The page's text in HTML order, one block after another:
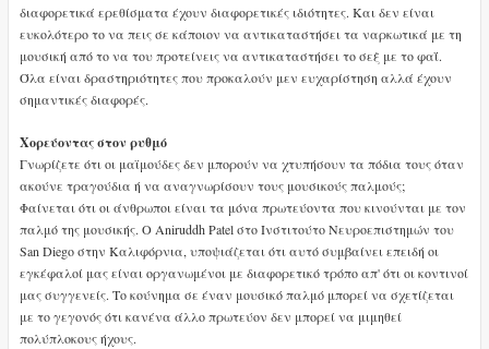
διαφορετικά ερεθίσματα έχουν διαφορετικές ιδιότητες. Και δεν είναι
ευκολότερο το να πεις σε κάποιον να αντικαταστήσει τα ναρκωτικά με τη
μουσική από το να του προτείνεις να αντικαταστήσει το σεξ με το φαΐ.
Όλα είναι δραστηριότητες που προκαλούν μεν ευχαρίστηση αλλά έχουν
σημαντικές διαφορές.
Χορεύοντας στον ρυθμό
Γνωρίζετε ότι οι μαϊμούδες δεν μπορούν να χτυπήσουν τα πόδια τους όταν
ακούνε τραγούδια ή να αναγνωρίσουν τους μουσικούς παλμούς;
Φαίνεται ότι οι άνθρωποι είναι τα μόνα πρωτεύοντα που κινούνται με τον
παλμό της μουσικής. Ο Aniruddh Patel στο Ινστιτούτο Νευροεπιστημών του
San Diego στην Καλιφόρνια, υποψιάζεται ότι αυτό συμβαίνει επειδή οι
εγκέφαλοί μας είναι οργανωμένοι με διαφορετικό τρόπο απ' ότι οι κοντινοί
μας συγγενείς. Το κούνημα σε έναν μουσικό παλμό μπορεί να σχετίζεται
με το γεγονός ότι κανένα άλλο πρωτεύον δεν μπορεί να μιμηθεί
πολύπλοκους ήχους.